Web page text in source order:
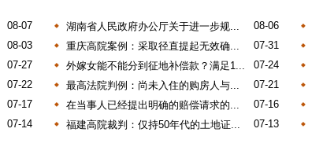
08-07 湖南省人民政府办公厅关于进一步规... 08-06
08-03 重庆高院案例：采取径直提起无效确... 07-31
07-27 外嫁女能不能分到征地补偿款？满足1... 07-24
07-22 最高法院判例：尚未入住的购房人与... 07-21
07-17 在当事人已经提出明确的赔偿请求的... 07-16
07-14 福建高院裁判：仅持50年代的土地证... 07-13